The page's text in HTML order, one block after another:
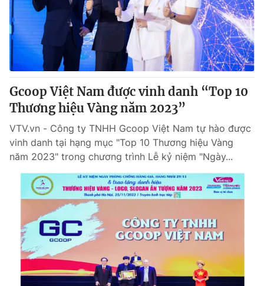
Gcoop Việt Nam được vinh danh “Top 10
Thương hiệu Vàng năm 2023”
VTV.vn - Công ty TNHH Gcoop Việt Nam tự hào được
vinh danh tại hạng mục "Top 10 Thương hiệu Vàng
năm 2023" trong chương trình Lễ kỷ niệm "Ngày...